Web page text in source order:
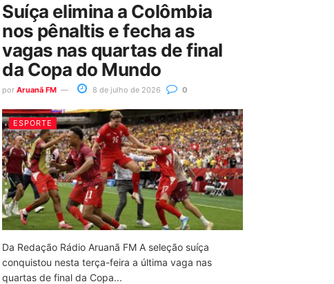
Suíça elimina a Colômbia
nos pênaltis e fecha as
vagas nas quartas de final
da Copa do Mundo
por Aruanã FM 8 de julho de 2026 0
ESPORTE
Da Redação Rádio Aruanã FM A seleção suíça
conquistou nesta terça-feira a última vaga nas
quartas de final da Copa...